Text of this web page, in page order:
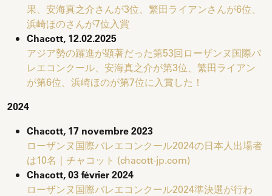
果、安海真之介さんが3位、繁田ライアンさんが6位、
浜崎ほのさんが7位入賞
Chacott, 12.02.2025
アジア勢の躍進が顕著だった第53回ローザンヌ国際バ
レエコンクール、安海真之介が第3位、繁田ライアン
が第6位、浜崎ほのが第7位に入賞した！
2024
Chacott, 17 novembre 2023
ローザンヌ国際バレエコンクール2024の日本人出場者
は10名｜チャコット (chacott-jp.com)
Chacott, 03 février 2024
ローザンヌ国際バレエコンクール2024準決選が行わ